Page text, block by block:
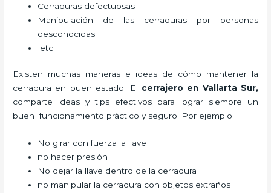
Cerraduras defectuosas
Manipulación de las cerraduras por personas
desconocidas
etc
Existen muchas maneras e ideas de cómo mantener la
cerradura en buen estado. El cerrajero en Vallarta Sur,
comparte ideas y tips efectivos para lograr siempre un
buen funcionamiento práctico y seguro. Por ejemplo:
No girar con fuerza la llave
no hacer presión
No dejar la llave dentro de la cerradura
no manipular la cerradura con objetos extraños